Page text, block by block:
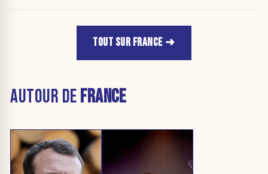
TOUT SUR FRANCE
AUTOUR DEFRANCE